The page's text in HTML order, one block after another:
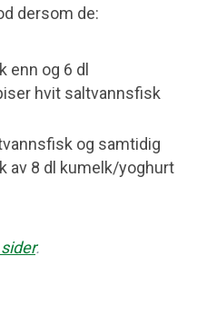
dersom de:
enn og 6 dl
hvit saltvannsfisk
og samtidig
av 8 dl kumelk/yoghurt
.